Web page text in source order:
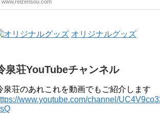
2019年 3月 2017年 4月 〜 2018年 3月 2016
2015年 4月 〜 2016年 3月 2014年 4月 〜
www.reizensou.com
オリジナルグッズ
泉荘YouTubeチャンネル
泉荘のあれこれを動画でもご紹介します
www.youtube.com/channel/